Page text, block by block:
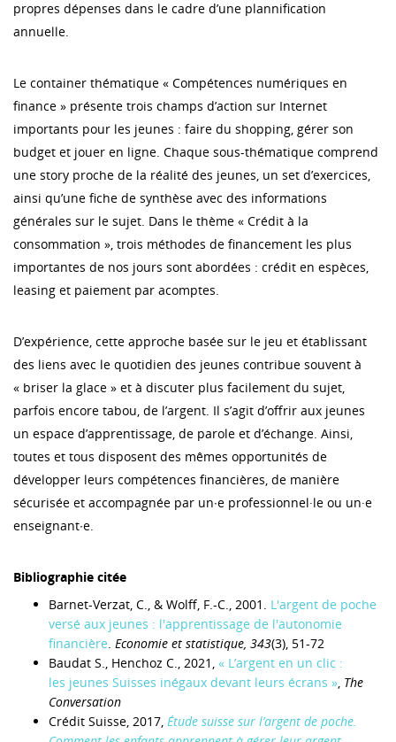
propres dépenses dans le cadre d’une plannification
annuelle.
Le container thématique « Compétences numériques en
finance » présente trois champs d’action sur Internet
importants pour les jeunes : faire du shopping, gérer son
budget et jouer en ligne. Chaque sous-thématique comprend
une story proche de la réalité des jeunes, un set d’exercices,
ainsi qu’une fiche de synthèse avec des informations
générales sur le sujet. Dans le thème « Crédit à la
consommation », trois méthodes de financement les plus
importantes de nos jours sont abordées : crédit en espèces,
leasing et paiement par acomptes.
D’expérience, cette approche basée sur le jeu et établissant
des liens avec le quotidien des jeunes contribue souvent à
« briser la glace » et à discuter plus facilement du sujet,
parfois encore tabou, de l’argent. Il s’agit d’offrir aux jeunes
un espace d’apprentissage, de parole et d’échange. Ainsi,
toutes et tous disposent des mêmes opportunités de
développer leurs compétences financières, de manière
sécurisée et accompagnée par un∙e professionnel·le ou un·e
enseignant∙e.
Bibliographie citée
Barnet-Verzat, C., & Wolff, F.-C., 2001. L'argent de poche
versé aux jeunes : l'apprentissage de l'autonomie
financière. Economie et statistique, 343(3), 51-72
Baudat S., Henchoz C., 2021, « L’argent en un clic :
les jeunes Suisses inégaux devant leurs écrans », The
Conversation
Crédit Suisse, 2017, Étude suisse sur l’argent de poche.